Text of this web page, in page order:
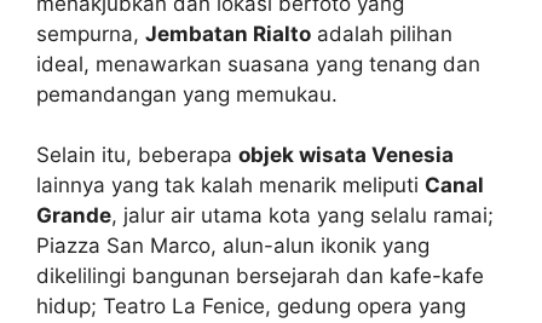
sempurna, Jembatan Rialto adalah pilihan
ideal, menawarkan suasana yang tenang dan
pemandangan yang memukau.
Selain itu, beberapa objek wisata Venesia
lainnya yang tak kalah menarik meliputi Canal
Grande, jalur air utama kota yang selalu ramai;
Piazza San Marco, alun-alun ikonik yang
dikelilingi bangunan bersejarah dan kafe-kafe
hidup; Teatro La Fenice, gedung opera yang